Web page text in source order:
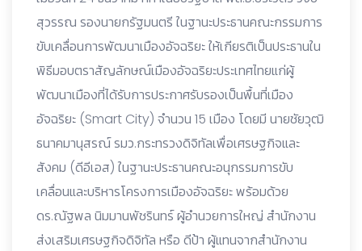
สุวรรณ รองนายกรัฐมนตรี ในฐานะประธานคณะกรรมการ
ขับเคลื่อนการพัฒนาเมืองอัจฉริยะ ให้เกียรติเป็นประธานใน
พิธีมอบตราสัญลักษณ์เมืองอัจฉริยะประเทศไทยแก่ผู้
พัฒนาเมืองที่ได้รับการประกาศรับรองเป็นพื้นที่เมือง
อัจฉริยะ (Smart City) จำนวน 15 เมือง โดยมี นายชัยวุฒิ
ธนาคมานุสรณ์ รมว.กระทรวงดิจิทัลเพื่อเศรษฐกิจและ
สังคม (ดีอีเอส) ในฐานะประธานคณะอนุกรรมการขับ
เคลื่อนและบริหารโครงการเมืองอัจฉริยะ พร้อมด้วย
ดร.ณัฐพล นิมมานพัชรินทร์ ผู้อำนวยการใหญ่ สำนักงาน
ส่งเสริมเศรษฐกิจดิจิทัล หรือ ดีป้า ผู้แทนจากสำนักงาน